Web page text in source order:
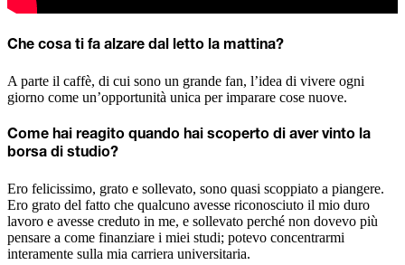
Che cosa ti fa alzare dal letto la mattina?
A parte il caffè, di cui sono un grande fan, l’idea di vivere ogni
giorno come un’opportunità unica per imparare cose nuove.
Come hai reagito quando hai scoperto di aver vinto la
borsa di studio?
Ero felicissimo, grato e sollevato, sono quasi scoppiato a piangere.
Ero grato del fatto che qualcuno avesse riconosciuto il mio duro
lavoro e avesse creduto in me, e sollevato perché non dovevo più
pensare a come finanziare i miei studi; potevo concentrarmi
interamente sulla mia carriera universitaria.